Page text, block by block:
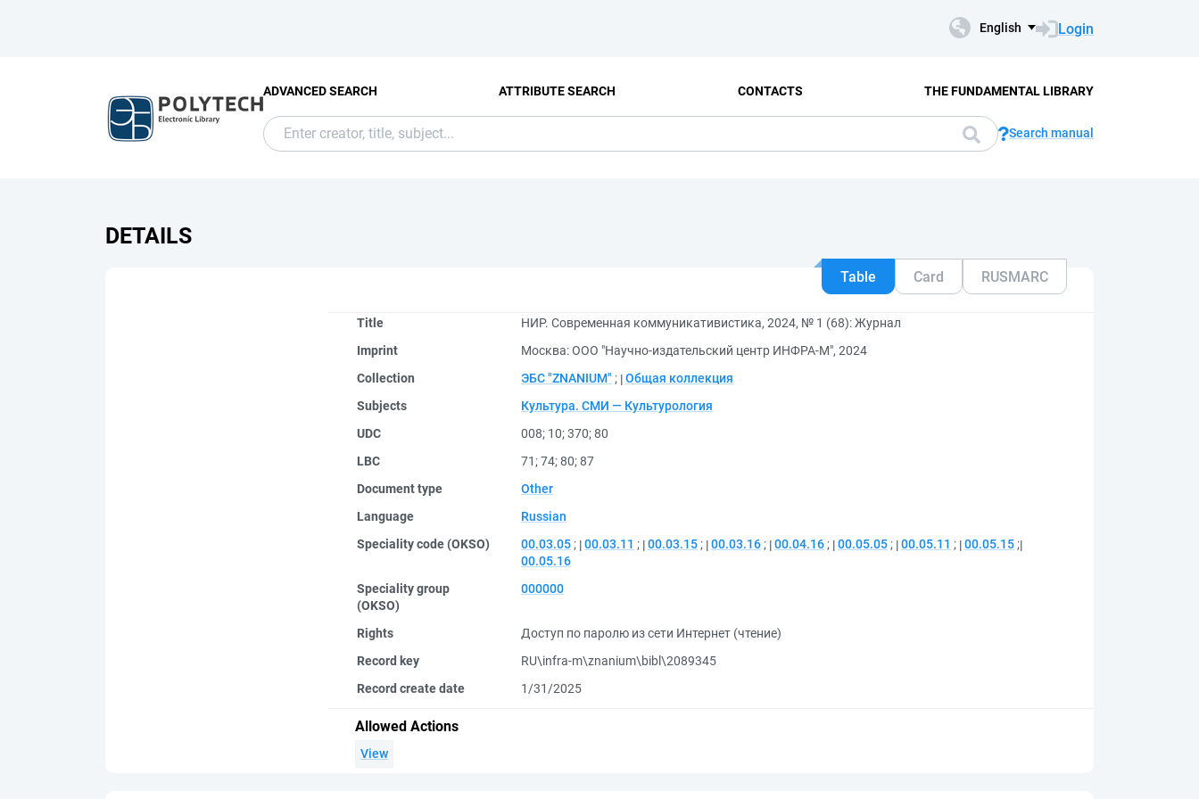
English Login
ADVANCED SEARCH ATTRIBUTE SEARCH CONTACTS THE FUNDAMENTAL LIBRARY
Search manual
DETAILS
Table Card RUSMARC
Title
НИР. Современная коммуникативистика, 2024, № 1 (68): Журнал
Imprint
Москва: ООО "Научно-издательский центр ИНФРА-М", 2024
Collection
ЭБС "ZNANIUM" ; Общая коллекция
Subjects
Культура. СМИ — Культурология
UDC
008; 10;370;80
LBC
71 ;74;80;87
Document type
Other
Language
Russian
Speciality code (OKSO)
00.03.05 ; 00.03.11 ; 00.03.15 ; 00.03.16 ; 00.04.16 ; 00.05.05 ; 00.05.11 ; 00.05.15 ;
00.05.16
Speciality group
(OKSO)
000000
Rights
Доступ по паролю из сети Интернет (чтение)
Record key
RU\infra-m\znanium\bibl\2089345
Record create date
1/31/2025
Allowed Actions
View